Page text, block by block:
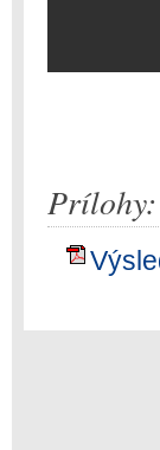
Prílohy: